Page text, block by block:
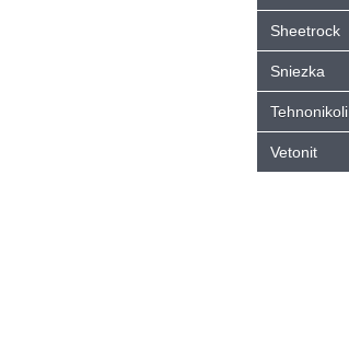
Sheetrock
Sniezka
Tehnonikoli
Vetonit